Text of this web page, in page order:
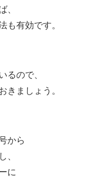
、
も有効です。
るので、
きましょう。
から
、
に